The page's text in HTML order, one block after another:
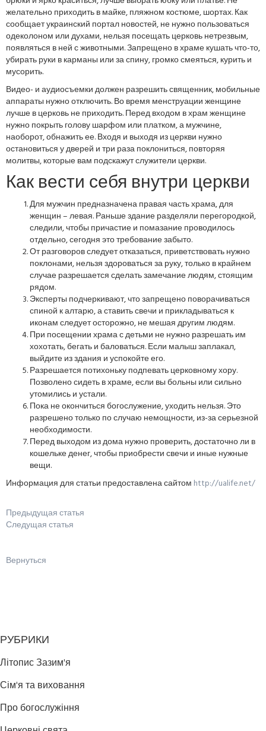
желательно приходить в майке, пляжном костюме, шортах. Как
сообщает украинский портал новостей, не нужно пользоваться
одеколоном или духами, нельзя посещать церковь нетрезвым,
появляться в ней с животными. Запрещено в храме кушать что-то,
убирать руки в карманы или за спину, громко смеяться, курить и
мусорить.
Видео- и аудиосъемки должен разрешить священник, мобильные
аппараты нужно отключить. Во время менструации женщине
лучше в церковь не приходить. Перед входом в храм женщине
нужно покрыть голову шарфом или платком, а мужчине,
наоборот, обнажить ее. Входя и выходя из церкви нужно
остановиться у дверей и три раза поклониться, повторяя
молитвы, которые вам подскажут служители церкви.
Как вести себя внутри церкви
Для мужчин предназначена правая часть храма, для
женщин – левая. Раньше здание разделяли перегородкой,
следили, чтобы причастие и помазание проводилось
отдельно, сегодня это требование забыто.
От разговоров следует отказаться, приветствовать нужно
поклонами, нельзя здороваться за руку, только в крайнем
случае разрешается сделать замечание людям, стоящим
рядом.
Эксперты подчеркивают, что запрещено поворачиваться
спиной к алтарю, а ставить свечи и прикладываться к
иконам следует осторожно, не мешая другим людям.
При посещении храма с детьми не нужно разрешать им
хохотать, бегать и баловаться. Если малыш заплакал,
выйдите из здания и успокойте его.
Разрешается потихоньку подпевать церковному хору.
Позволено сидеть в храме, если вы больны или сильно
утомились и устали.
Пока не окончиться богослужение, уходить нельзя. Это
разрешено только по случаю немощности, из-за серьезной
необходимости.
Перед выходом из дома нужно проверить, достаточно ли в
кошельке денег, чтобы приобрести свечи и иные нужные
вещи.
Информация для статьи предоставлена сайтом http://ualife.net/
Предыдущая статья
Следущая статья
Вернуться
РУБРИКИ
Літопис Зазим'я
Сім'я та виховання
Про богослужіння